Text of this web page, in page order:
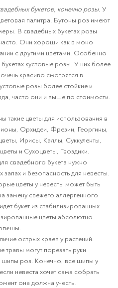
букетов, конечно розы. У
палитра. Бутоны роз имеют
В свадебных букетах розы
Они хороши как в моно
с другими цветами. Особенно
кустовые розы. У них более
красиво смотрятся в
розы более стойкие и
часто они и выше по стоимости.
такие цветы для использования в
Орхидеи, Фрезии, Георгины,
Ирисы, Каллы, Суккуленты,
и Сухоцветы, Гвоздики.
свадебного букета нужно
запах и безопасность для невесты.
цветы у невесты может быть
замену свежего аллергенного
букет из стабилизированных
цветы абсолютно
острых краев у растений.
могут порезать руки
шипы роз. Конечно, все шипы у
невеста хочет сама собрать
она должна учесть.